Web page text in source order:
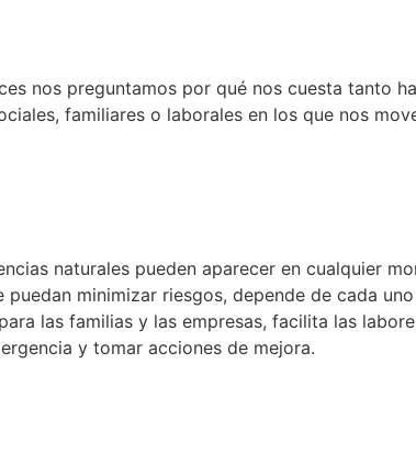
nos preguntamos por qué nos cuesta tanto
familiares o laborales en los que nos
naturales pueden aparecer en cualquier
puedan minimizar riesgos, depende de cada
las familias y las empresas, facilita las
y tomar acciones de mejora.